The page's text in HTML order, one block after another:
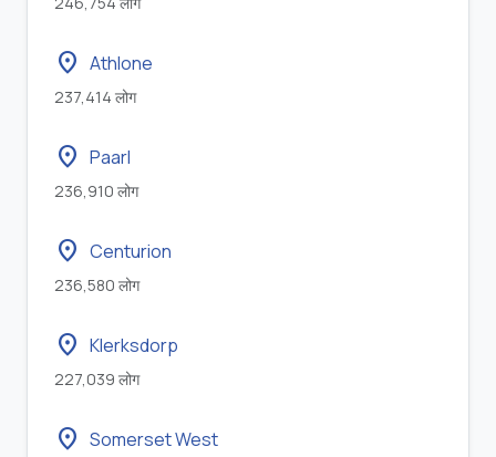
location_on Athlone
237,414 लोग
location_on Paarl
236,910 लोग
location_on Centurion
236,580 लोग
location_on Klerksdorp
227,039 लोग
location_on Somerset West